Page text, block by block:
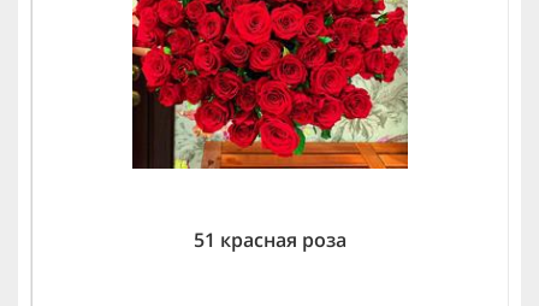
51 красная роза